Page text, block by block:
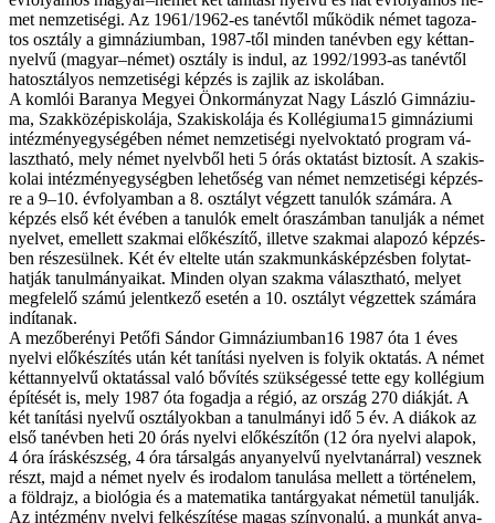
met nem­ze­ti­sé­gi. Az 1961/1962-es tan­év­től mű­kö­dik né­met ta­go­za­
tos osz­tály a gim­ná­zi­um­ban, 1987-től min­den tan­év­ben egy két­tan­
nyelvű (ma­gyar–né­met) osz­tály is in­dul, az 1992/1993-as tan­év­től
hat­osz­tá­lyos nem­ze­ti­sé­gi kép­zés is zaj­lik az is­ko­lá­ban.
A kom­lói Ba­ra­nya Me­gyei Ön­kor­mány­zat Nagy Lász­ló Gim­ná­zi­u­
ma, Szak­kö­zép­is­ko­lá­ja, Szak­is­ko­lá­ja és Kol­légiu­ma15 gim­ná­zi­u­mi
in­téz­mény­egy­sé­gé­ben né­met nem­ze­ti­sé­gi nyelv­ok­ta­tó prog­ram vá­
laszt­ha­tó, mely né­met nyelv­ből he­ti 5 órás ok­ta­tást biz­to­sít. A szak­is­
ko­lai in­téz­mény­egy­ség­ben le­he­tő­ség van né­met nem­ze­ti­sé­gi kép­zés­
re a 9–10. év­fo­lyam­ban a 8. osz­tályt vég­zett ta­nu­lók szá­má­ra. A
kép­zés el­ső két évé­ben a ta­nu­lók emelt óra­szám­ban ta­nul­ják a né­met
nyel­vet, emel­lett szak­mai elő­ké­szí­tő, il­let­ve szak­mai ala­po­zó kép­zés­
ben ré­sze­sül­nek. Két év el­tel­te után szak­mun­kás­kép­zés­ben foly­tat­
hat­ják ta­nul­má­nya­i­kat. Min­den olyan szak­ma vá­laszt­ha­tó, me­lyet
meg­fe­le­lő szá­mú je­lent­ke­ző ese­tén a 10. osz­tályt vég­zet­tek szá­má­ra
in­dí­ta­nak.
A mezőberényi Pe­tő­fi Sán­dor Gim­náz­i­um­ban16 1987 óta 1 éves
nyel­vi elő­ké­szí­tés után két ta­ní­tá­si nyel­ven is fo­lyik ok­ta­tás. A né­met
két­tan­nyelvű ok­ta­tás­sal va­ló bő­ví­tés szük­sé­ges­sé tet­te egy kol­lé­gi­um
épí­té­sét is, mely 1987 óta fo­gad­ja a ré­gió, az or­szág 270 di­ák­ját. A
két ta­ní­tá­si nyel­vű osz­tá­lyok­ban a ta­nul­má­nyi idő 5 év. A di­á­kok az
el­ső tan­év­ben he­ti 20 órás nyel­vi elő­ké­szí­tőn (12 óra nyel­vi ala­pok,
4 óra írás­kész­ség, 4 óra tár­sal­gás anya­nyel­vű nyelv­ta­nár­ral) vesz­nek
részt, majd a né­met nyelv és iro­da­lom ta­nu­lá­sa mel­lett a tör­té­ne­lem,
a föld­rajz, a bi­o­ló­gia és a ma­te­ma­ti­ka tan­tár­gya­kat né­me­tül ta­nul­ják.
Az in­téz­mény nyel­vi fel­ké­szí­té­se ma­gas szín­vo­na­lú, a mun­kát anya­